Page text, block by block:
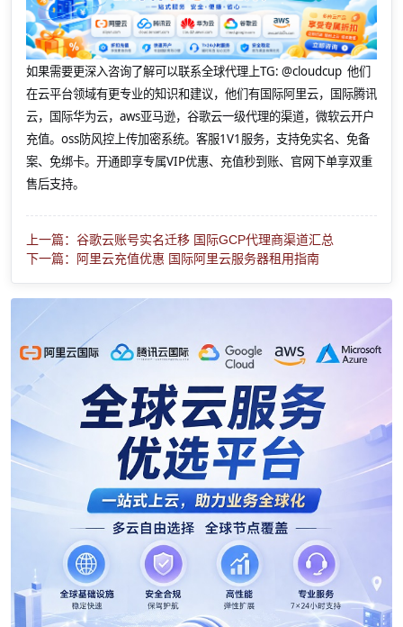
如果需要更深入咨询了解可以联系全球代理上TG: @cloudcup 他们
在云平台领域有更专业的知识和建议，他们有国际阿里云，国际腾讯
云，国际华为云，aws亚马逊，谷歌云一级代理的渠道，微软云开户
充值。oss防风控上传加密系统。客服1V1服务，支持免实名、免备
案、免绑卡。开通即享专属VIP优惠、充值秒到账、官网下单享双重
售后支持。
上一篇：谷歌云账号实名迁移 国际GCP代理商渠道汇总
下一篇：阿里云充值优惠 国际阿里云服务器租用指南